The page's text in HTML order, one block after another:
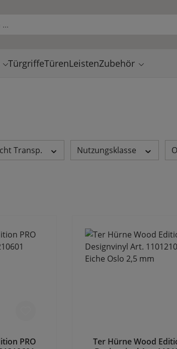
TürgriffeTürenLeistenZubehör
Transp. Nutzungsklasse
PRO
Ter Hürne Wood